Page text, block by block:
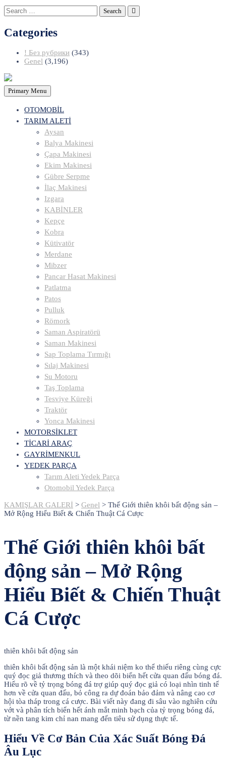
Search
for:
Categories
! Без рубрики (343)
Genel (3,196)
Primary Menu
OTOMOBİL
TARIM ALETİ
Aysan
Balya Makinesi
Çapa Makinesi
Ekim Makinesi
Gübre Serpme
İlaç Makinesi
Izgara
KABİNLER
Kepçe
Kobra
Kütivatör
Merdane
Mibzer
Pancar Hasat Makinesi
Patlatma
Patos
Pulluk
Römork
Saman Aspiratörü
Saman Makinesi
Sap Toplama Tırmığı
Sılaj Makinesi
Su Motoru
Taş Toplama
Tesviye Küreği
Traktör
Yonca Makinesi
MOTORSİKLET
TİCARİ ARAÇ
GAYRİMENKUL
YEDEK PARÇA
Tarım Aleti Yedek Parça
Otomobil Yedek Parça
KAMIŞLAR GALERİ > Genel > Thế Giới thiên khôi bất động sản –
Mở Rộng Hiểu Biết & Chiến Thuật Cá Cược
Thế Giới thiên khôi bất
động sản – Mở Rộng
Hiểu Biết & Chiến Thuật
Cá Cược
thiên khôi bất động sản
thiên khôi bất động sản là một khái niệm ko thể thiếu riêng cùng cực
quý đọc giả thương thích và theo dõi biển hết cửa quan đấu bóng đá.
Hiểu rõ về tỷ trọng bóng đá trợ giúp quý đọc giả có loại nhìn tinh tế
hơn về cửa quan đấu, bỏ công ra dự đoán bảo đảm và nâng cao cơ
hội tòa tháp trong cá cược. Bài viết này đang đi sâu vào nghiên cứu
vớt và phân tích biển hết ánh mắt minh bạch của tỷ trọng bóng đá,
từ nền tang kim chỉ nan mang đến tiêu sử dụng thực tế.
Hiểu Về Cơ Bản Của Xác Suất Bóng Đá
Âu Lục